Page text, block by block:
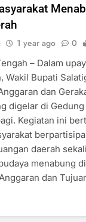
1 year ago 0
– Dalam
Wakil Bupati
dan
digelar di
Kegiatan ini
daerah
menabung
dan